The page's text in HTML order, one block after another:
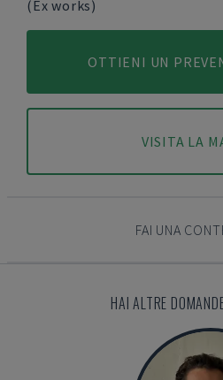
(Ex works)
OTTIENI UN
VISITA LA
FAI UNA
HAI ALTRE